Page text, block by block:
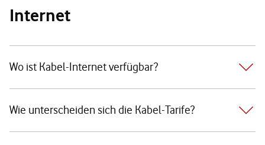
Internet
Wo ist Kabel-Internet verfügbar?
Wie unterscheiden sich die Kabel-Tarife?